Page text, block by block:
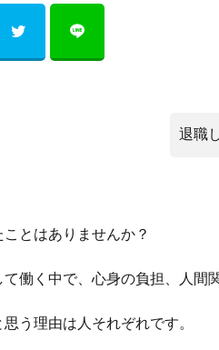
退職
ことはありませんか？
働く中で、心身の負担、人間
う理由は人それぞれです。